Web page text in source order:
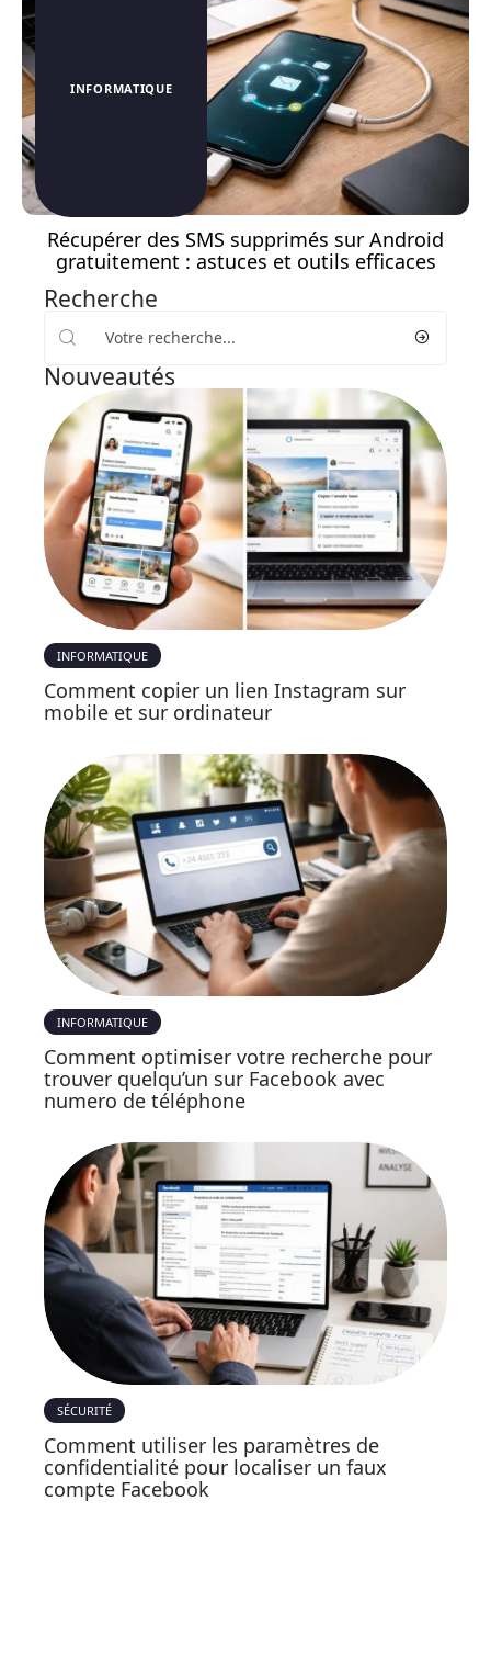
INFORMATIQUE
Récupérer des SMS supprimés sur Android
gratuitement : astuces et outils efficaces
Recherche
Nouveautés
INFORMATIQUE
Comment copier un lien Instagram sur
mobile et sur ordinateur
INFORMATIQUE
Comment optimiser votre recherche pour
trouver quelqu’un sur Facebook avec
numero de téléphone
SÉCURITÉ
Comment utiliser les paramètres de
confidentialité pour localiser un faux
compte Facebook